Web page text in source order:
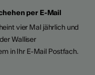
per E-Mail
vier Mal jährlich und
Walliser
in Ihr E-Mail Postfach.